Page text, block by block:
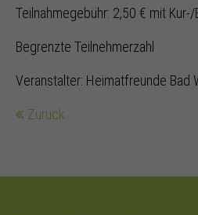
Teilnahmegebühr: 2,50 € mit
Begrenzte Teilnehmerzahl
Veranstalter: Heimatfreunde Bad
Zurück